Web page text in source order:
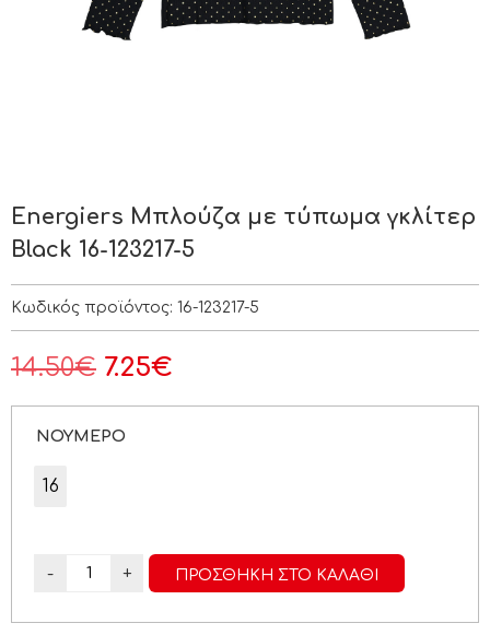
Energiers Μπλούζα με τύπωμα γκλίτερ
Black 16-123217-5
Κωδικός προϊόντος: 16-123217-5
14.50€ 7.25€
ΝΟΥΜΕΡΟ
16
- + ΠΡΟΣΘΉΚΗ ΣΤΟ ΚΑΛΆΘΙ